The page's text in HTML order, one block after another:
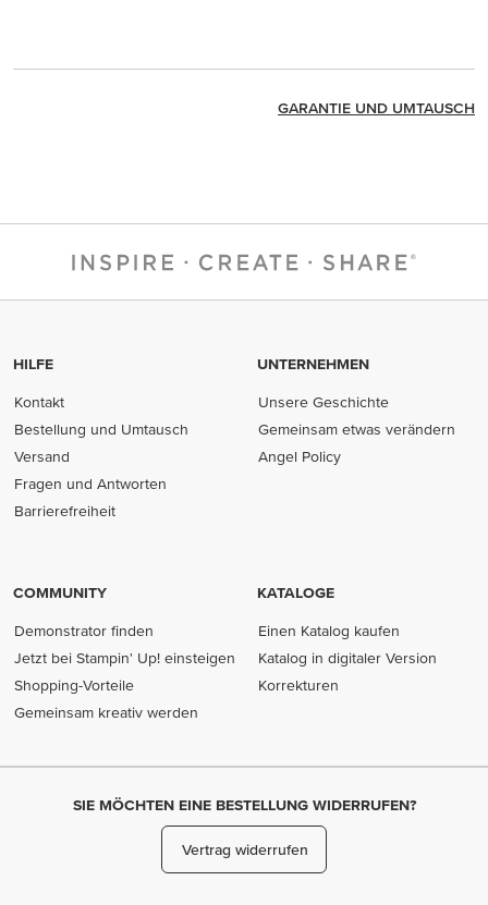
GARANTIE UND UMTAUSCH
HILFE
Kontakt
Bestellung und Umtausch
Versand
Fragen und Antworten
Barrierefreiheit
UNTERNEHMEN
Unsere Geschichte
Gemeinsam etwas verändern
Angel Policy
COMMUNITY
Demonstrator finden
Jetzt bei Stampin' Up! einsteigen
Shopping-Vorteile
Gemeinsam kreativ werden
KATALOGE
Einen Katalog kaufen
Katalog in digitaler Version
Korrekturen
SIE MÖCHTEN EINE BESTELLUNG WIDERRUFEN?
Vertrag widerrufen